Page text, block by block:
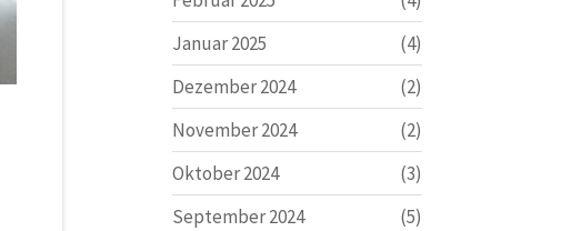
Januar 2025
(4)
Dezember 2024
(2)
November 2024
(2)
Oktober 2024
(3)
September 2024
(5)